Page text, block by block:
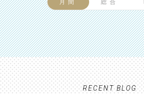
月間 総合
RECENT BLOG